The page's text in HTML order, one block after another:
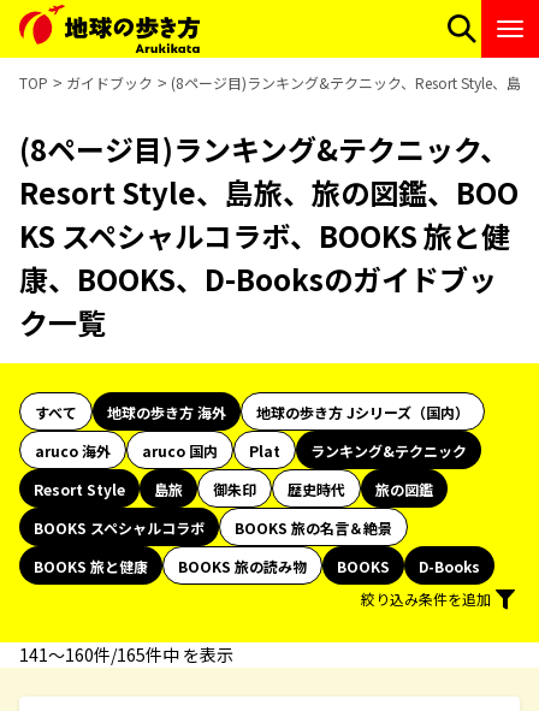
TOP ガイドブック (8ページ目)ランキング&テクニック、Resort Style、島
(8ページ目)ランキング&テクニック、
Resort Style、島旅、旅の図鑑、BOO
KS スペシャルコラボ、BOOKS 旅と健
康、BOOKS、D-Booksのガイドブッ
ク一覧
すべて 地球の歩き方 海外
地球の歩き方 Jシリーズ（国内）
aruco 海外
aruco 国内 Plat
ランキング&テクニック
Resort Style
島旅 御朱印 歴史時代
旅の図鑑
BOOKS スペシャルコラボ
BOOKS 旅の名言＆絶景
BOOKS 旅と健康
BOOKS 旅の読み物 BOOKS
D-Books
絞り込み条件を追加
141〜160件/165件中 を表示